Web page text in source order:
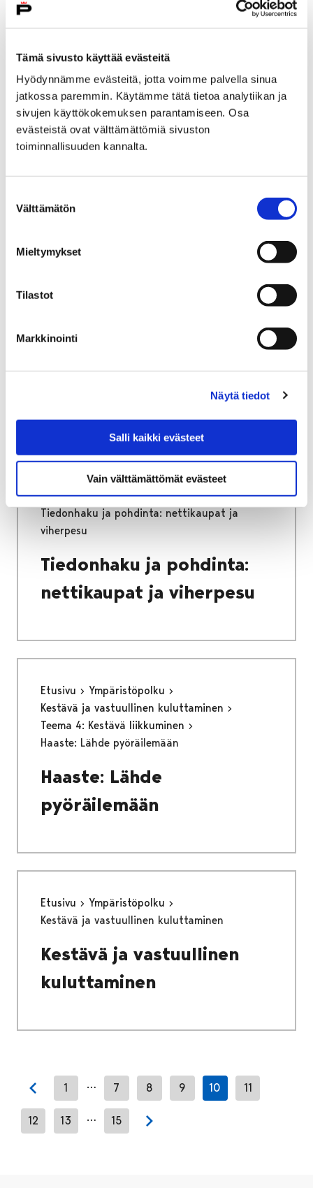
Tämä sivusto käyttää evästeitä
Hyödynnämme evästeitä, jotta voimme palvella sinua
jatkossa paremmin. Käytämme tätä tietoa analytiikan ja
sivujen käyttökokemuksen parantamiseen. Osa
evästeistä ovat välttämättömiä sivuston
toiminnallisuuden kannalta.
valinta
Välttämätön
Mieltymykset
Tilastot
Markkinointi
Näytä tiedot
Salli kaikki evästeet
Vain välttämättömät evästeet
Kestävä ja vastuullinen kuluttaminen
Kysy ammattilaiselta: Lajitteluapurien
kouluvierailut
Kysy ammattilaiselta:
Lajitteluapurien
kesätyötä
Vierailuja ja yhteistyötä,
Etusivu
Ympäristöpolku
Kestävä ja vastuullinen kuluttaminen
Teema 7: Vaatteet vastuullisesti
Tiedonhaku ja pohdinta: nettikaupat ja
viherpesu
Tiedonhaku ja pohdinta:
nettikaupat ja viherpesu
Etusivu
Ympäristöpolku
Kestävä ja vastuullinen kuluttaminen
Teema 4: Kestävä liikkuminen
Haaste: Lähde pyöräilemään
Haaste: Lähde
pyöräilemään
Etusivu
Ympäristöpolku
Kestävä ja vastuullinen kuluttaminen
Kestävä ja vastuullinen
kuluttaminen
Previous page
1 … 7 8 9 10 11
12 13 … 15
Next page